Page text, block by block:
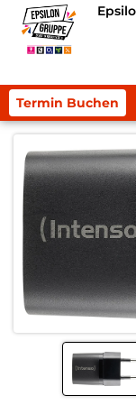
Termin Buchen